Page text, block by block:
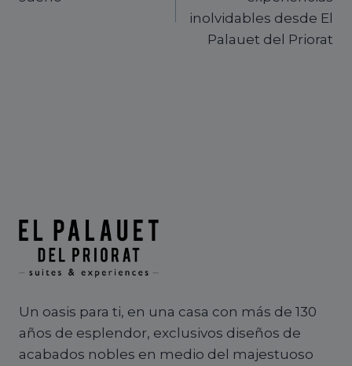
inolvidables desde El
Palauet del Priorat
Un oasis para ti, en una casa con más de 130
años de esplendor, exclusivos diseños de
acabados nobles en medio del majestuoso